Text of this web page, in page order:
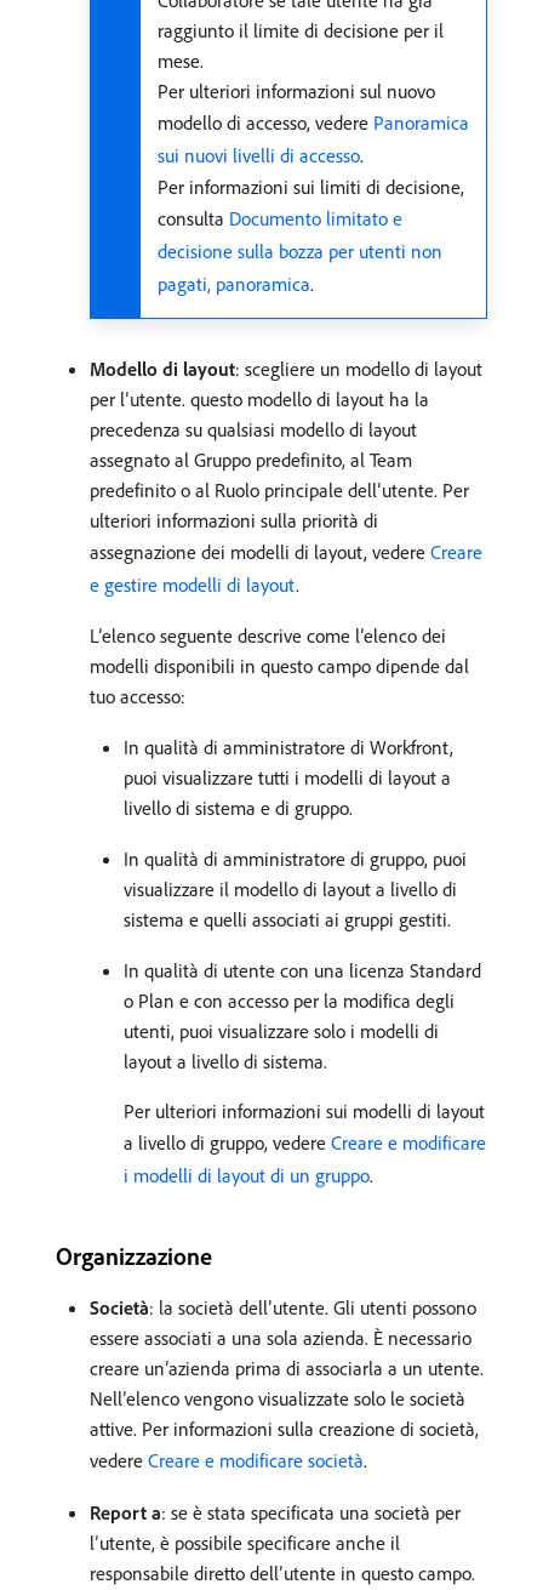
raggiunto il limite di decisione per il
mese.
Per ulteriori informazioni sul nuovo
modello di accesso, vedere Panoramica
sui nuovi livelli di accesso.
Per informazioni sui limiti di decisione,
consulta Documento limitato e
decisione sulla bozza per utenti non
pagati, panoramica.
Modello di layout: scegliere un modello di layout
per l’utente. questo modello di layout ha la
precedenza su qualsiasi modello di layout
assegnato al Gruppo predefinito, al Team
predefinito o al Ruolo principale dell’utente. Per
ulteriori informazioni sulla priorità di
assegnazione dei modelli di layout, vedere Creare
e gestire modelli di layout.
L’elenco seguente descrive come l’elenco dei
modelli disponibili in questo campo dipende dal
tuo accesso:
In qualità di amministratore di Workfront,
puoi visualizzare tutti i modelli di layout a
livello di sistema e di gruppo.
In qualità di amministratore di gruppo, puoi
visualizzare il modello di layout a livello di
sistema e quelli associati ai gruppi gestiti.
In qualità di utente con una licenza Standard
o Plan e con accesso per la modifica degli
utenti, puoi visualizzare solo i modelli di
layout a livello di sistema.
Per ulteriori informazioni sui modelli di layout
a livello di gruppo, vedere Creare e modificare
i modelli di layout di un gruppo.
Organizzazione
Società: la società dell’utente. Gli utenti possono
essere associati a una sola azienda. È necessario
creare un’azienda prima di associarla a un utente.
Nell’elenco vengono visualizzate solo le società
attive. Per informazioni sulla creazione di società,
vedere Creare e modificare società.
Report a: se è stata specificata una società per
l’utente, è possibile specificare anche il
responsabile diretto dell’utente in questo campo.